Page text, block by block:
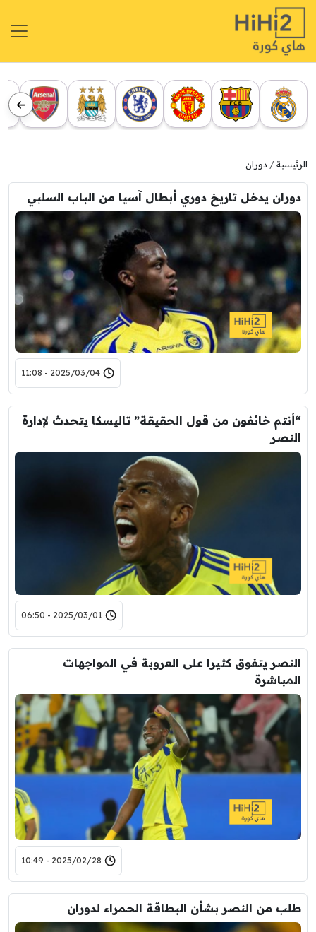
الرئيسية دوران
دوران يدخل تاريخ دوري أبطال آسيا من الباب السلبي
2025/03/04 - 11:08
“أنتم خائفون من قول الحقيقة” تاليسكا يتحدث لإدارة
النصر
2025/03/01 - 06:50
النصر يتفوق كثيرا على العروبة في المواجهات
المباشرة
2025/02/28 - 10:49
طلب من النصر بشأن البطاقة الحمراء لدوران